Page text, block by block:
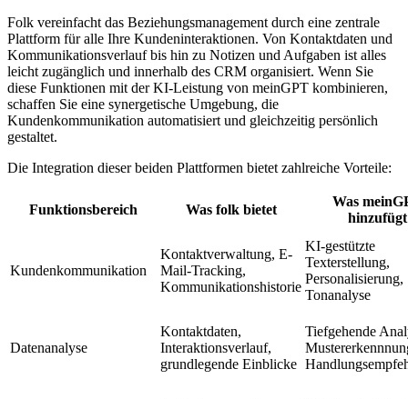
Folk vereinfacht das Beziehungsmanagement durch eine zentrale
Plattform für alle Ihre Kundeninteraktionen. Von Kontaktdaten und
Kommunikationsverlauf bis hin zu Notizen und Aufgaben ist alles
leicht zugänglich und innerhalb des CRM organisiert. Wenn Sie
diese Funktionen mit der KI-Leistung von meinGPT kombinieren,
schaffen Sie eine synergetische Umgebung, die
Kundenkommunikation automatisiert und gleichzeitig persönlich
gestaltet.
Die Integration dieser beiden Plattformen bietet zahlreiche Vorteile:
Funktionsbereich Was folk bietet
Was
hinzufügt
Kundenkommunikation
Kontaktverwaltung, E-
Mail-Tracking,
Kommunikationshistorie
KI-gestützte
Texterstellung,
Personalisierung,
Tonanalyse
Datenanalyse
Kontaktdaten,
Interaktionsverlauf,
grundlegende Einblicke
Tiefgehende